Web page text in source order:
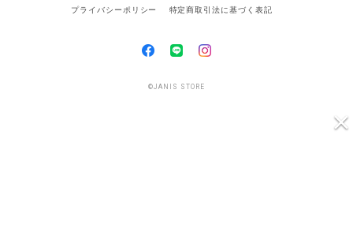
プライバシーポリシー 特定商取引法に基づく表記
©JANIS STORE